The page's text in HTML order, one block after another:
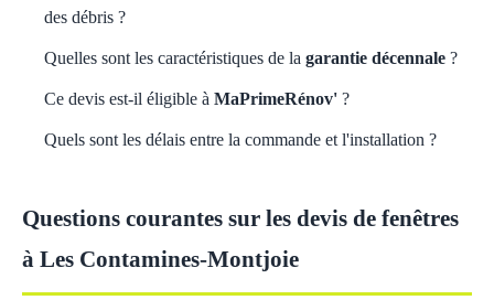
des débris ?
Quelles sont les caractéristiques de la garantie décennale ?
Ce devis est-il éligible à MaPrimeRénov' ?
Quels sont les délais entre la commande et l'installation ?
Questions courantes sur les devis de fenêtres
à Les Contamines-Montjoie